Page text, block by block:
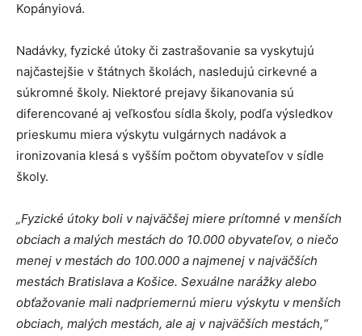
Kopányiová.
Nadávky, fyzické útoky či zastrašovanie sa vyskytujú
najčastejšie v štátnych školách, nasledujú cirkevné a
súkromné školy. Niektoré prejavy šikanovania sú
diferencované aj veľkosťou sídla školy, podľa výsledkov
prieskumu miera výskytu vulgárnych nadávok a
ironizovania klesá s vyšším počtom obyvateľov v sídle
školy.
„Fyzické útoky boli v najväčšej miere prítomné v menších
obciach a malých mestách do 10.000 obyvateľov, o niečo
menej v mestách do 100.000 a najmenej v najväčších
mestách Bratislava a Košice. Sexuálne narážky alebo
obťažovanie mali nadpriemernú mieru výskytu v menších
obciach, malých mestách, ale aj v najväčších mestách,“